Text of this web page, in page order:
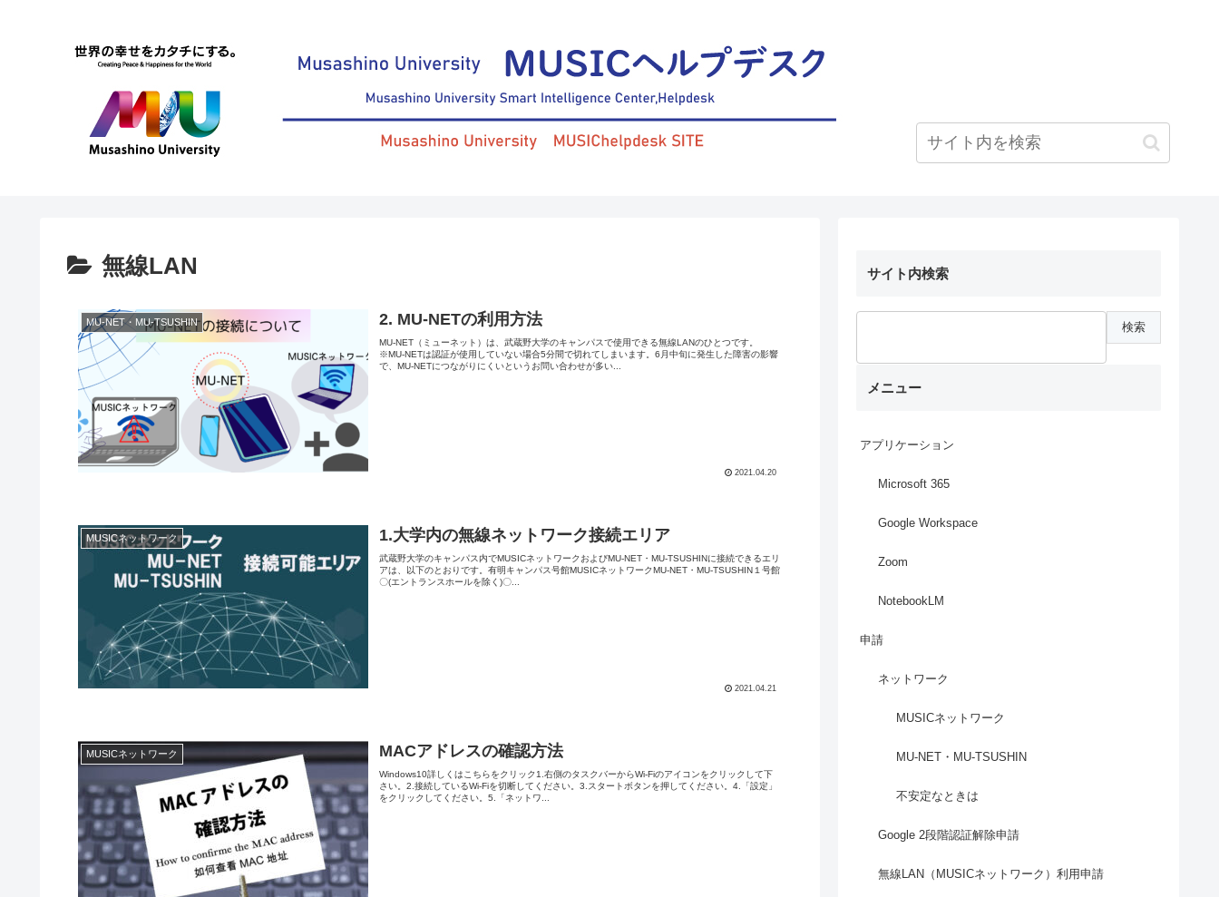
無線LAN
MU-NET・MU-TSUSHIN 2. MU-NETの利用方法
MU-NET（ミューネット）は、武蔵野大学のキャンパスで使用できる無線LANのひとつです。
※MU-NETは認証が使用していない場合5分間で切れてしまいます。6月中旬に発生した障害の影響
で、MU-NETにつながりにくいというお問い合わせが多い...
2021.04.20
MUSICネットワーク 1.大学内の無線ネットワーク接続エリア
武蔵野大学のキャンパス内でMUSICネットワークおよびMU-NET・MU-TSUSHINに接続できるエリ
アは、以下のとおりです。有明キャンパス号館MUSICネットワークMU-NET・MU-TSUSHIN１号館
〇(エントランスホールを除く)〇...
2021.04.21
MUSICネットワーク MACアドレスの確認方法
Windows10詳しくはこちらをクリック1.右側のタスクバーからWi-Fiのアイコンをクリックして下
さい。2.接続しているWi-Fiを切断してください。3.スタートボタンを押してください。4.「設定」
をクリックしてください。5.「ネットワ...
サイト内検索
メニュー
アプリケーション
Microsoft 365
Google Workspace
Zoom
NotebookLM
申請
ネットワーク
MUSICネットワーク
MU-NET・MU-TSUSHIN
不安定なときは
Google 2段階認証解除申請
無線LAN（MUSICネットワーク）利用申請